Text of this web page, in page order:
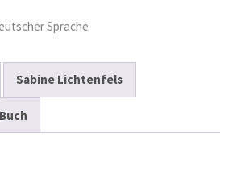
Sprache
Sabine Lichtenfels